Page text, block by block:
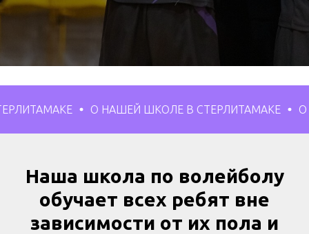
О НАШЕЙ ШКОЛЕ В СТЕРЛИТАМАКЕ О НАШЕЙ
Наша школа по волейболу
обучает всех ребят вне
зависимости от их пола и